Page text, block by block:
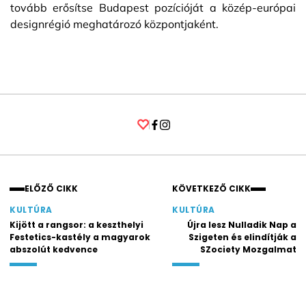
tovább erősítse Budapest pozícióját a közép-európai
designrégió meghatározó központjaként.
ELŐZŐ CIKK
KULTÚRA
Kijött a rangsor: a keszthelyi
Festetics-kastély a magyarok
abszolút kedvence
KÖVETKEZŐ CIKK
KULTÚRA
Újra lesz Nulladik Nap a
Szigeten és elindítják a
SZociety Mozgalmat